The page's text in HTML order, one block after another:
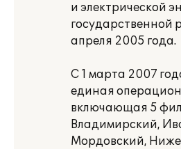
и электрической
государственной
апреля 2005 года.
С 1 марта 2007
единая
включающая 5
Владимирский,
Мордовский,